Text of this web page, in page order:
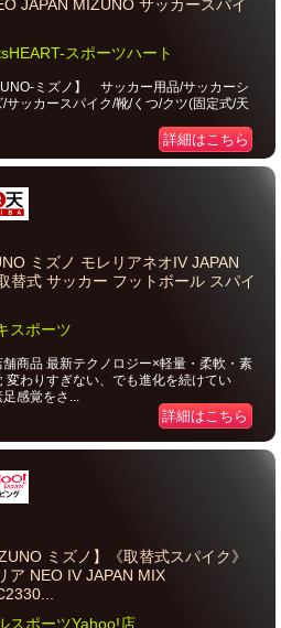
JAPAN MIZUNO サッカースパイ
スポーツハート
ミズノ】 サッカー用品/サッカーシ
/サッカースパイク/靴/くつ/クツ(固定式/天
詳細はこちら
ミズノ モレリアネオIV JAPAN
替式 サッカー フットボール スパイ
スポーツ
商品 最新テクノロジー×軽量・柔軟・素
変わりすぎない、でも進化を続けてい
足感覚をさ...
詳細はこちら
ミズノ】《取替式スパイク》
ア NEO IV JAPAN MIX
スポーツYahoo!店